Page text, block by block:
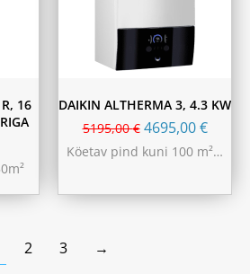
16
DAIKIN ALTHERMA 3, 4.3 KW
5195,00€ 4695,00€
Köetav pind kuni 100 m²…
2 3 →